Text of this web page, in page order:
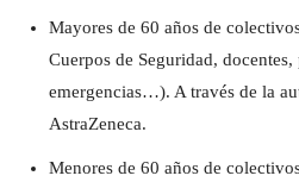
Mayores de 60 años de
Cuerpos de Seguridad,
emergencias…). A través de la
AstraZeneca.
Menores de 60 años de